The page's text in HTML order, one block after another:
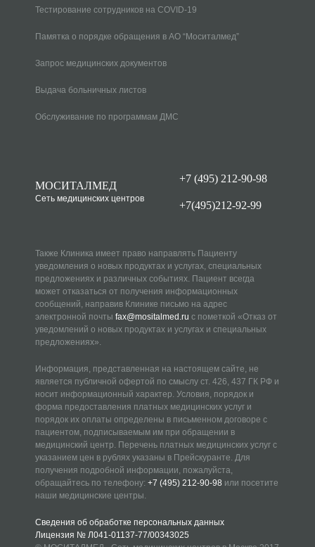
Тестирование сотрудников на COVID-19
Памятка о порядке обращения в АО “Моситалмед”
Запрос медицинских документов
Выдача больничных листов
Обслуживание по программам ДМС
МОСИТАЛМЕД
Сеть медицинских центров
+7 (495) 212-90-98
+7(495)212-92-99
Также Клиника имеет право направлять Пациенту
уведомления о новых продуктах и услугах, специальных
предложениях и различных событиях. Пациент всегда
может отказаться от получения информационных
сообщений, направив Клинике письмо на адрес
электронной почты fax@mositalmed.ru с пометкой «Отказ от
уведомлений о новых продуктах и услугах и специальных
предложениях».
Информация, представленная на настоящем сайте, не
является публичной офертой по смыслу ст. 426, 437 ГК РФ и
носит информационный характер. Условия, порядок и
форма предоставления платных медицинских услуг и
порядок их оплаты определены в письменном договоре с
пациентом, подписываемым им при обращении в
медицинский центр. Перечень платных медицинских услуг с
указанием цен в рублях указаны в Прейскуранте. Для
получения подробной информации, пожалуйста,
обращайтесь по телефону: +7 (495) 212-90-98 или посетите
наши медицинские центры.
Сведения об обработке персональных данных
Лицензия № Л041-01137-77/00343025